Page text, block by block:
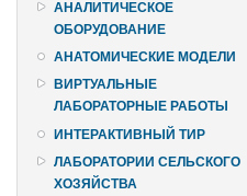
АНАЛИТИЧЕСКОЕ
ОБОРУДОВАНИЕ
АНАТОМИЧЕСКИЕ МОДЕЛИ
ВИРТУАЛЬНЫЕ
ЛАБОРАТОРНЫЕ РАБОТЫ
ИНТЕРАКТИВНЫЙ ТИР
ЛАБОРАТОРИИ СЕЛЬСКОГО
ХОЗЯЙСТВА